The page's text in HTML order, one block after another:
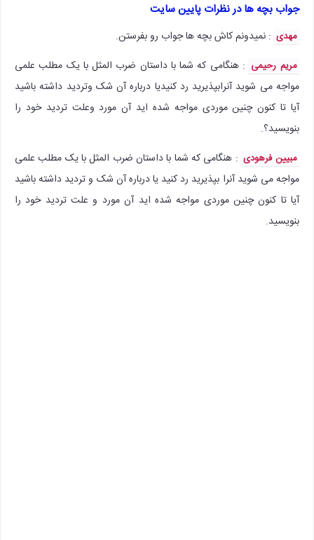
جواب بچه ها در نظرات پایین سایت
مهدی : نمیدونم کاش بچه ها جواب رو بفرستن.
مریم رحیمی : هنگامی که شما با داستان ضرب المثل با یک مطلب علمی
مواجه می شوید آنرابپذیرید رد کنیدیا درباره آن شک وتردید داشته باشید
آیا تا کنون چنین موردی مواجه شده اید آن مورد وعلت تردید خود را
بنویسید؟.
مبیین فرهودی :‌ هنگامی که شما با داستان ضرب المثل با یک مطلب علمی
مواجه می شوید آنرا بپذیرید رد کنید یا درباره آن شک و تردید داشته باشید
آیا تا کنون چنین موردی مواجه شده اید آن مورد و علت تردید خود را
بنویسید.